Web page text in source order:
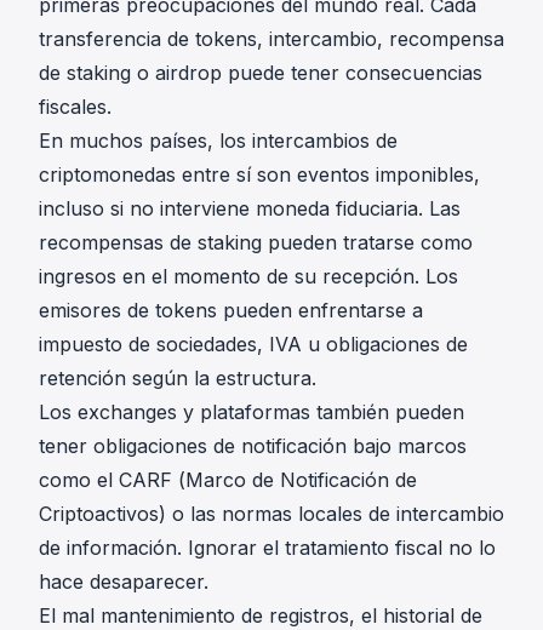
primeras preocupaciones del mundo real. Cada
transferencia de tokens, intercambio, recompensa
de staking o airdrop puede tener consecuencias
fiscales.
En muchos países, los intercambios de
criptomonedas entre sí son eventos imponibles,
incluso si no interviene moneda fiduciaria. Las
recompensas de staking pueden tratarse como
ingresos en el momento de su recepción. Los
emisores de tokens pueden enfrentarse a
impuesto de sociedades, IVA u obligaciones de
retención según la estructura.
Los exchanges y plataformas también pueden
tener obligaciones de notificación bajo marcos
como el CARF (Marco de Notificación de
Criptoactivos) o las normas locales de intercambio
de información. Ignorar el tratamiento fiscal no lo
hace desaparecer.
El mal mantenimiento de registros, el historial de